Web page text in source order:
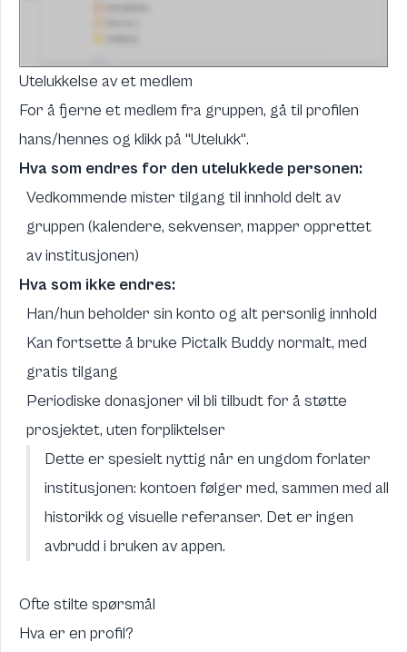
Utelukkelse av et medlem
For å fjerne et medlem fra gruppen, gå til profilen
hans/hennes og klikk på "Utelukk".
Hva som endres for den utelukkede personen:
Vedkommende mister tilgang til innhold delt av
gruppen (kalendere, sekvenser, mapper opprettet
av institusjonen)
Hva som ikke endres:
Han/hun beholder sin konto og alt personlig innhold
Kan fortsette å bruke Pictalk Buddy normalt, med
gratis tilgang
Periodiske donasjoner vil bli tilbudt for å støtte
prosjektet, uten forpliktelser
Dette er spesielt nyttig når en ungdom forlater
institusjonen: kontoen følger med, sammen med all
historikk og visuelle referanser. Det er ingen
avbrudd i bruken av appen.
Ofte stilte spørsmål
Hva er en profil?